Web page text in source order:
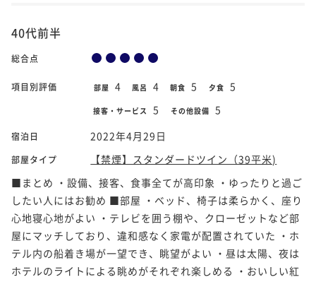
40代前半
総合点
項目別評価 部屋 4 風呂 4 朝食 5 夕食 5
接客・サービス 5 その他設備 5
宿泊日 2022年4月29日
部屋タイプ
【禁煙】スタンダードツイン（39平米)
■まとめ ・設備、接客、食事全てが高印象 ・ゆったりと過ご
したい人にはお勧め ■部屋 ・ベッド、椅子は柔らかく、座り
心地寝心地がよい ・テレビを囲う棚や、クローゼットなど部
屋にマッチしており、違和感なく家電が配置されていた ・ホ
テル内の船着き場が一望でき、眺望がよい ・昼は太陽、夜は
ホテルのライトによる眺めがそれぞれ楽しめる ・おいしい紅